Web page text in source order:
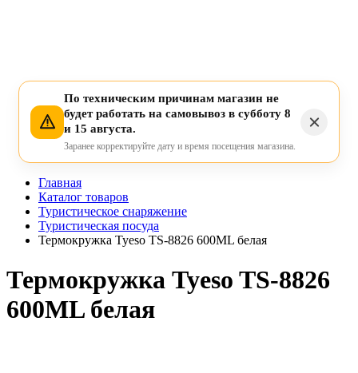
По техническим причинам магазин не
будет работать на самовывоз в субботу 8
и 15 августа.
Заранее корректируйте дату и время посещения магазина.
Главная
Каталог товаров
Туристическое снаряжение
Туристическая посуда
Термокружка Tyeso TS-8826 600ML белая
Термокружка Tyeso TS-8826
600ML белая